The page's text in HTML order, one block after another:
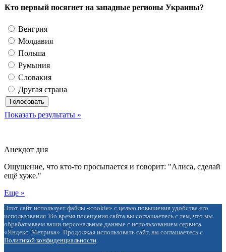
Кто первый посягнет на западные регионы Украины?
Венгрия
Молдавия
Польша
Румыния
Словакия
Другая страна
Показать результаты »
Анекдот дня
Ощущение, что кто-то просыпается и говорит: "Алиса, сделай
ещё хуже."
Еще »
Этот сайт использует файлы «cookie» с целью повышения удобства его
использования. Во время посещения сайта вы соглашаетесь с тем, что мы
обрабатываем ваши персональные данные с использованием сервиса
«Яндекс. Метрика». Продолжая использовать сайт, вы соглашаетесь с
Политикой конфиденциальности